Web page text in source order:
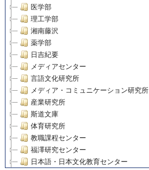
医学部
理工学部
湘南藤沢
薬学部
日吉紀要
メディアセンター
言語文化研究所
メディア・コミュニケーション研究所
産業研究所
斯道文庫
体育研究所
教職課程センター
福澤研究センター
日本語・日本文化教育センター